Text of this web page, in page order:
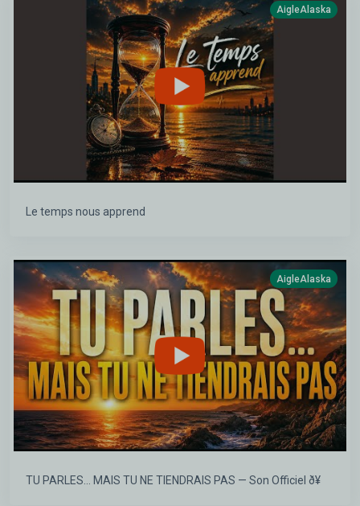
AigleAlaska
Le temps nous apprend
AigleAlaska
TU PARLES… MAIS TU NE TIENDRAIS PAS — Son Officiel ð¥